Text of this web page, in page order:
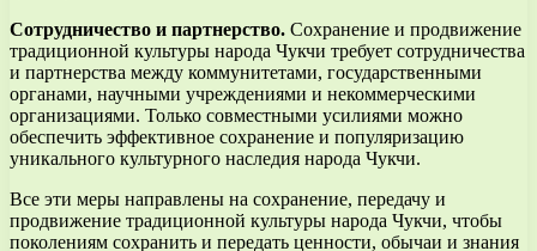
Сотрудничество и партнерство. Сохранение и продвижение
традиционной культуры народа Чукчи требует сотрудничества
и партнерства между коммунитетами, государственными
органами, научными учреждениями и некоммерческими
организациями. Только совместными усилиями можно
обеспечить эффективное сохранение и популяризацию
уникального культурного наследия народа Чукчи.
Все эти меры направлены на сохранение, передачу и
продвижение традиционной культуры народа Чукчи, чтобы
поколениям сохранить и передать ценности, обычаи и знания